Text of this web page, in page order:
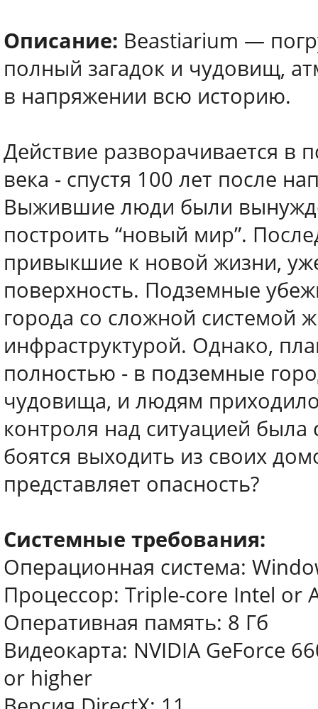
Описание: Beastiarium —
полный загадок и чудовищ,
в напряжении всю историю.
Действие разворачивается в
века - спустя 100 лет после
Выжившие люди были
построить “новый мир”.
привыкшие к новой жизни,
поверхность. Подземные
города со сложной системой
инфраструктурой. Однако,
полностью - в подземные
чудовища, и людям
контроля над ситуацией
боятся выходить из своих
представляет опасность?
Системные требования:
Операционная система:
Процессор: Triple-core Intel or
Оперативная память: 8 Гб
Видеокарта: NVIDIA GeForce
or higher